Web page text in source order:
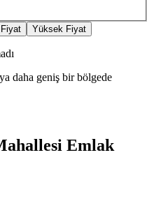
Yüksek Fiyat
daha geniş bir bölgede
Emlak